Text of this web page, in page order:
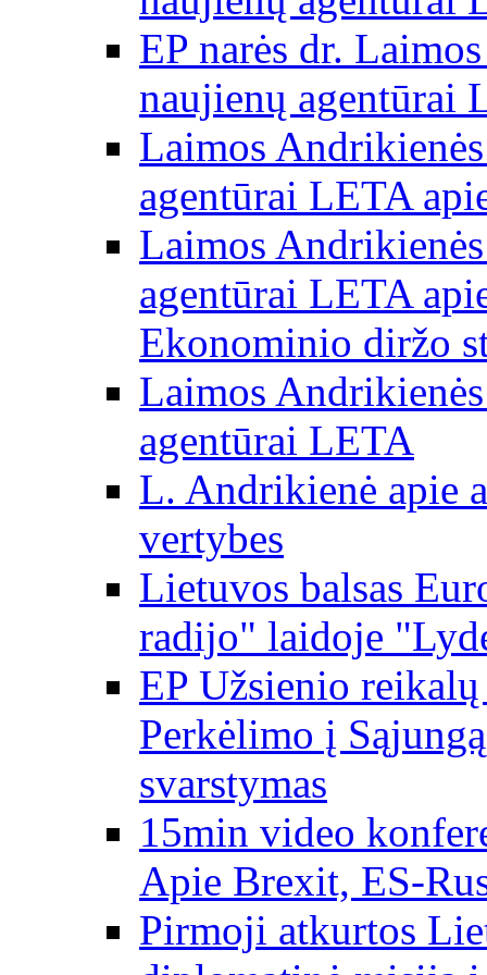
EP narės dr.
naujienų agentūrai
Laimos
agentūrai LETA
Laimos
agentūrai LETA
Ekonominio diržo
Laimos
agentūrai LETA
L. Andrikienė apie
vertybes
Lietuvos balsas
radijo" laidoje
EP Užsienio
Perkėlimo į
svarstymas
15min video
Apie Brexit, ES-
Pirmoji atkurtos